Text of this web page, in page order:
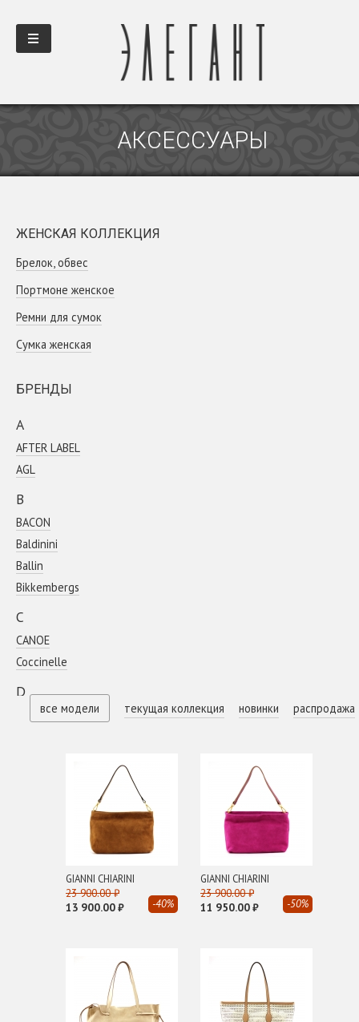
АКСЕССУАРЫ
ЖЕНСКАЯ КОЛЛЕКЦИЯ
Брелок, обвес
Портмоне женское
Ремни для сумок
Сумка женская
БРЕНДЫ
A
AFTER LABEL
AGL
B
BACON
Baldinini
Ballin
Bikkembergs
C
CANOE
Coсcinelle
D
DIEGO M
GIORGIO ARMANI
все модели текущая коллекция новинки распродажа
GIANNI CHIARINI
23 900.00 ₽
13 900.00 ₽
-40%
GIANNI CHIARINI
23 900.00 ₽
11 950.00 ₽
-50%